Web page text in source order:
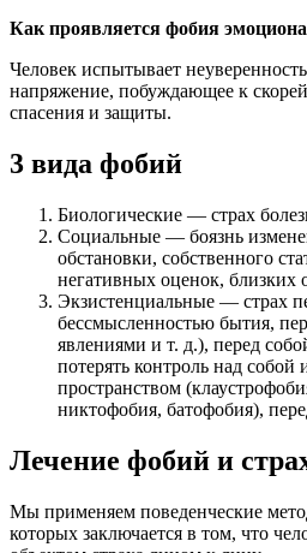
Как проявляется фобия
Человек испытывает
напряжение, побуждающее к
спасения и защиты.
3 вида фобий
Биологические — страх
Социальные — боязнь
обстановки, собственного
негативных оценок, близких
Экзистенциальные — страх
бессмысленностью бытия,
явлениями и т. д.), перед
потерять контроль над собой
пространством
никтофобия, батофобия),
Лечение фобий и
Мы применяем поведенческие
которых заключается в том, что